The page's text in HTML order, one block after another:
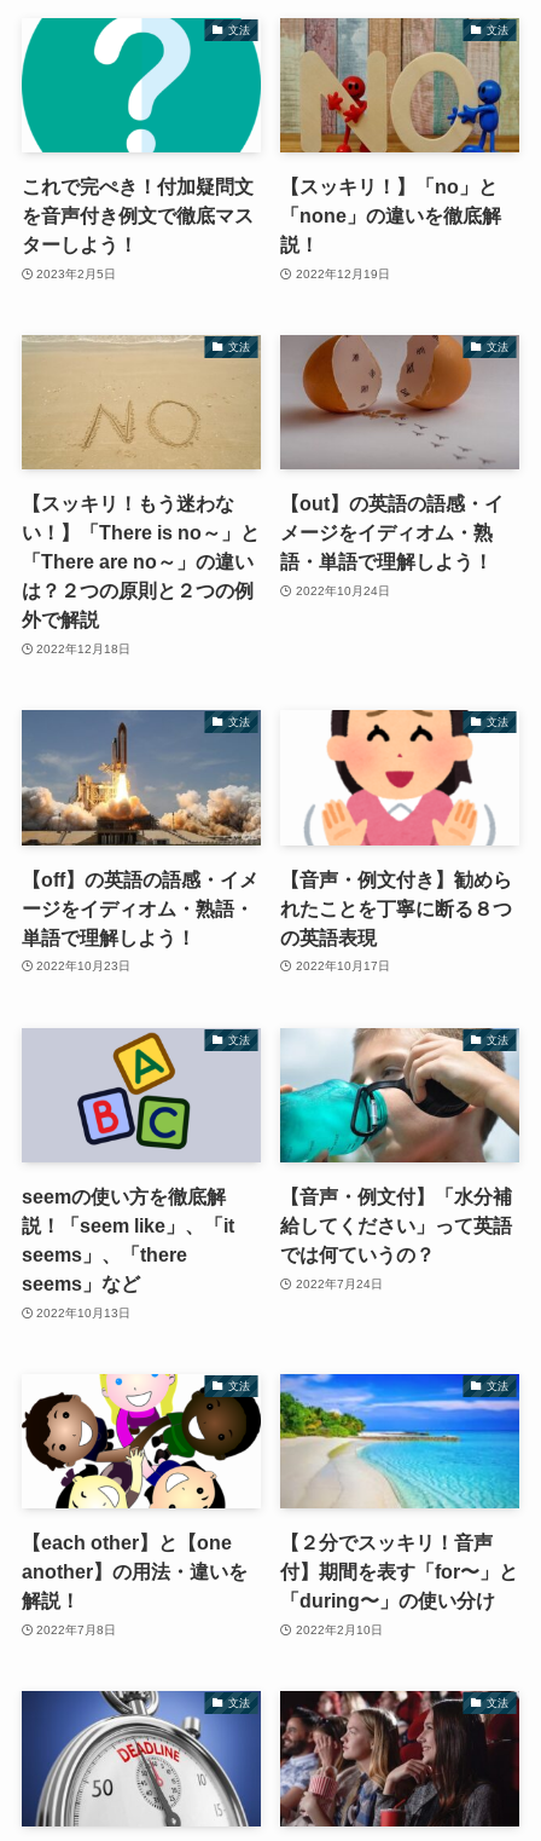
文法
これで完ぺき！付加疑問文
を音声付き例文で徹底マス
ターしよう！
2023年2月5日
文法
【スッキリ！】「no」と
「none」の違いを徹底解
説！
2022年12月19日
文法
【スッキリ！もう迷わな
い！】「There is no～」と
「There are no～」の違い
は？２つの原則と２つの例
外で解説
2022年12月18日
文法
【out】の英語の語感・イ
メージをイディオム・熟
語・単語で理解しよう！
2022年10月24日
文法
【off】の英語の語感・イメ
ージをイディオム・熟語・
単語で理解しよう！
2022年10月23日
文法
【音声・例文付き】勧めら
れたことを丁寧に断る８つ
の英語表現
2022年10月17日
文法
seemの使い方を徹底解
説！「seem like」、「it
seems」、「there
seems」など
2022年10月13日
文法
【音声・例文付】「水分補
給してください」って英語
では何ていうの？
2022年7月24日
文法
【each other】と【one
another】の用法・違いを
解説！
2022年7月8日
文法
【２分でスッキリ！音声
付】期間を表す「for〜」と
「during〜」の使い分け
2022年2月10日
文法 文法